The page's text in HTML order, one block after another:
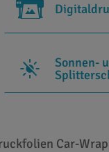
Sonnen-
Car-